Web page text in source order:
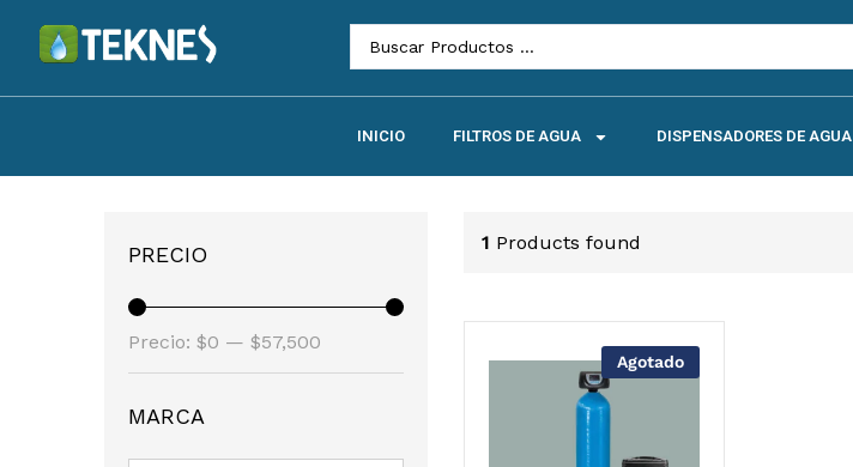
INICIO FILTROS DE AGUA DISPENSADORES DE AGUA
1 Products found
Agotado
PRECIO
Precio: $0 — $57,500
MARCA